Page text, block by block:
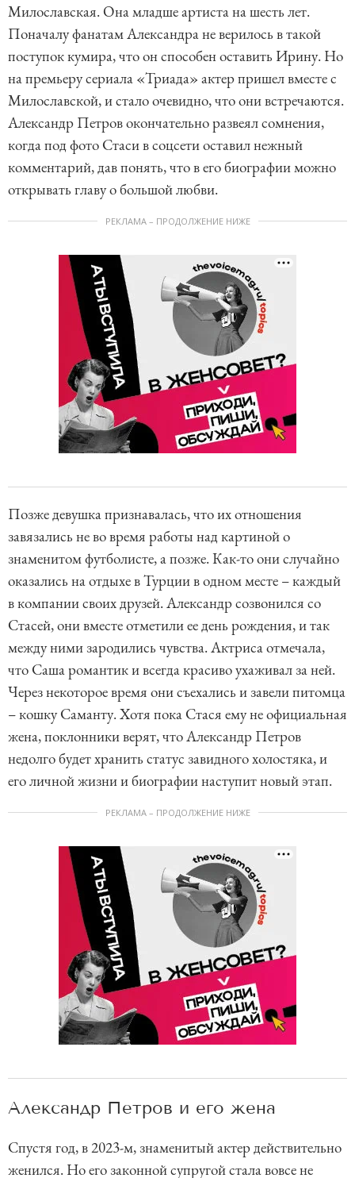
Милославская. Она младше артиста на шесть лет.
Поначалу фанатам Александра не верилось в такой
поступок кумира, что он способен оставить Ирину. Но
на премьеру сериала «Триада» актер пришел вместе с
Милославской, и стало очевидно, что они встречаются.
Александр Петров окончательно развеял сомнения,
когда под фото Стаси в соцсети оставил нежный
комментарий, дав понять, что в его биографии можно
открывать главу о большой любви.
РЕКЛАМА – ПРОДОЛЖЕНИЕ НИЖЕ
Позже девушка признавалась, что их отношения
завязались не во время работы над картиной о
знаменитом футболисте, а позже. Как-то они случайно
оказались на отдыхе в Турции в одном месте – каждый
в компании своих друзей. Александр созвонился со
Стасей, они вместе отметили ее день рождения, и так
между ними зародились чувства. Актриса отмечала,
что Саша романтик и всегда красиво ухаживал за ней.
Через некоторое время они съехались и завели питомца
– кошку Саманту. Хотя пока Стася ему не официальная
жена, поклонники верят, что Александр Петров
недолго будет хранить статус завидного холостяка, и
его личной жизни и биографии наступит новый этап.
РЕКЛАМА – ПРОДОЛЖЕНИЕ НИЖЕ
Александр Петров и его жена
Спустя год, в 2023-м, знаменитый актер действительно
женился. Но его законной супругой стала вовсе не